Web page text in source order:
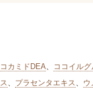
コカミドDEA、 ココイル
、 プラセンタエキス、 ウ